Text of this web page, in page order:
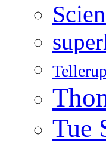
Tellerup
Tue